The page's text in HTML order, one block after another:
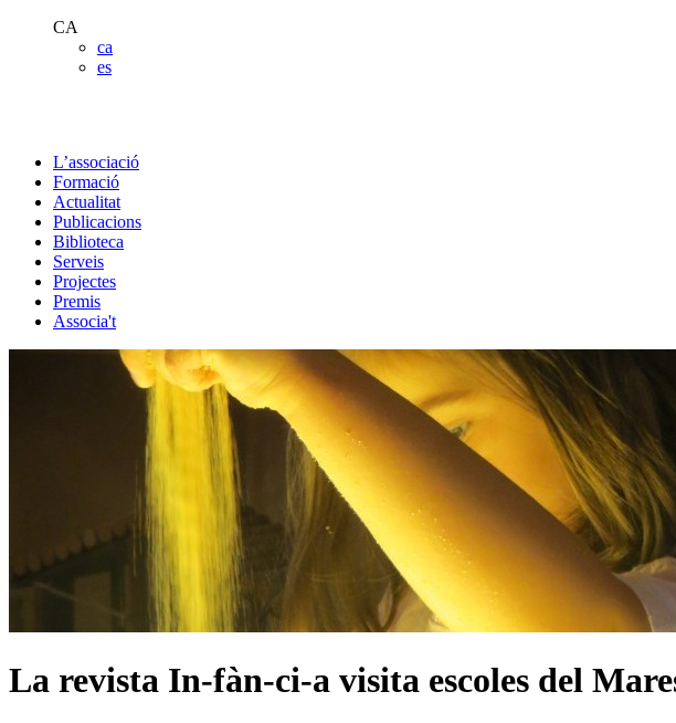
CA
ca
es
L’associació
Formació
Actualitat
Publicacions
Biblioteca
Serveis
Projectes
Premis
Associa't
La revista In-fàn-ci-a visita escoles del